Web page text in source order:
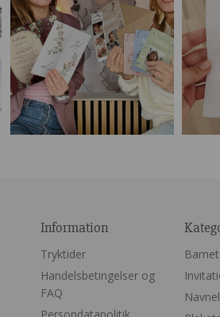
Information
Tryktider
Handelsbetingelser og
FAQ
Persondatapolitik